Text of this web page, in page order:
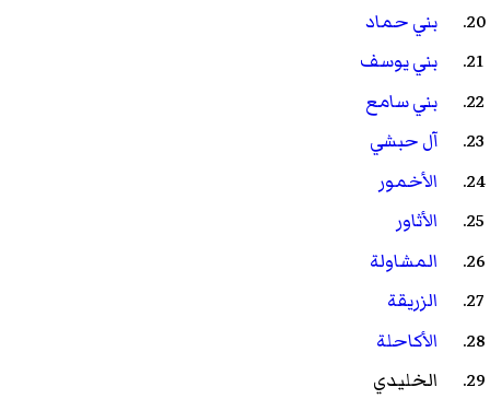
بني حماد
بني يوسف
بني سامع
آل حبشي
الأخمور
الأثاور
المشاولة
الزريقة
الأكاحلة
الخليدي